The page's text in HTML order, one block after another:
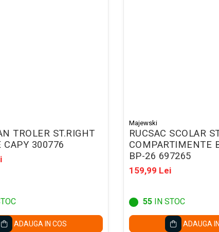
TROLER ST.RIGHT
CAPY 300776
ADAUGA IN COS
Majewski
RUCSAC SCOLAR
COMPARTIMENTE
BP-26 697265
159,99 Lei
55IN STOC
ADAUGA